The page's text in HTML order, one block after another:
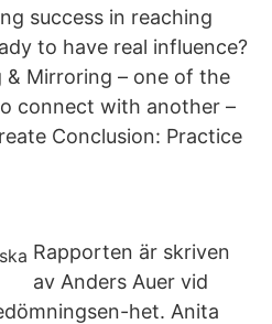
success in reaching
to have real influence?
Mirroring – one of the
connect with another –
Conclusion: Practice
Rapporten är skriven
av Anders Auer vid
het. Anita